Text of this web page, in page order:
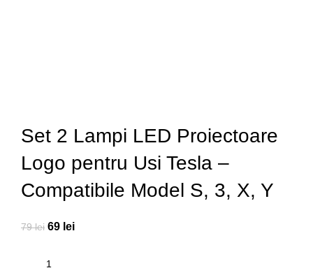
Set 2 Lampi LED Proiectoare
Logo pentru Usi Tesla –
Compatibile Model S, 3, X, Y
79lei 69 lei